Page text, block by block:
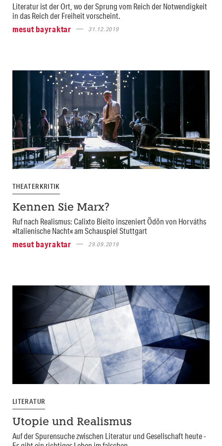
Literatur ist der Ort, wo der Sprung vom Reich der Notwendigkeit
in das Reich der Freiheit vorscheint.
mesut bayraktar
31.12.2019
THEATERKRITIK
Kennen Sie Marx?
Ruf nach Realismus: Calixto Bieito inszeniert Ödön von Horváths
»Italienische Nacht« am Schauspiel Stuttgart
mesut bayraktar
29.09.2019
LITERATUR
Utopie und Realismus
Auf der Spurensuche zwischen Literatur und Gesellschaft heute -